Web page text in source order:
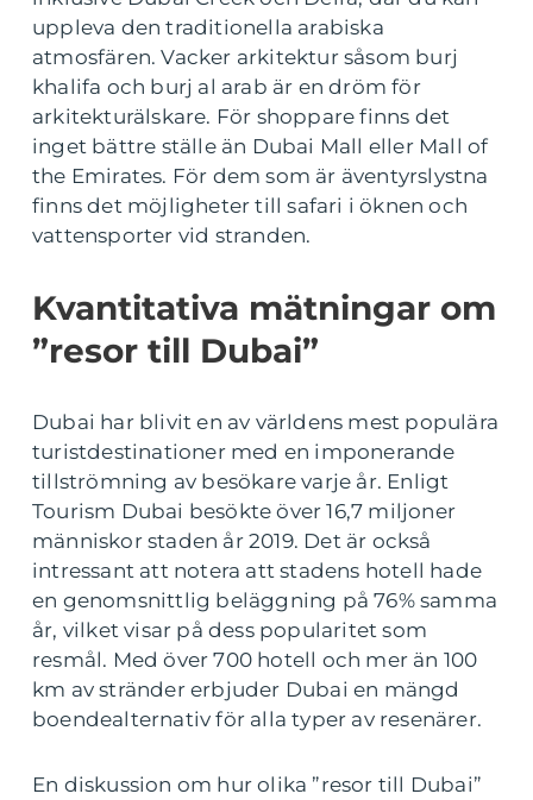
uppleva den traditionella arabiska
atmosfären. Vacker arkitektur såsom burj
khalifa och burj al arab är en dröm för
arkitekturälskare. För shoppare finns det
inget bättre ställe än Dubai Mall eller Mall of
the Emirates. För dem som är äventyrslystna
finns det möjligheter till safari i öknen och
vattensporter vid stranden.
Kvantitativa mätningar om
”resor till Dubai”
Dubai har blivit en av världens mest populära
turistdestinationer med en imponerande
tillströmning av besökare varje år. Enligt
Tourism Dubai besökte över 16,7 miljoner
människor staden år 2019. Det är också
intressant att notera att stadens hotell hade
en genomsnittlig beläggning på 76% samma
år, vilket visar på dess popularitet som
resmål. Med över 700 hotell och mer än 100
km av stränder erbjuder Dubai en mängd
boendealternativ för alla typer av resenärer.
En diskussion om hur olika ”resor till Dubai”